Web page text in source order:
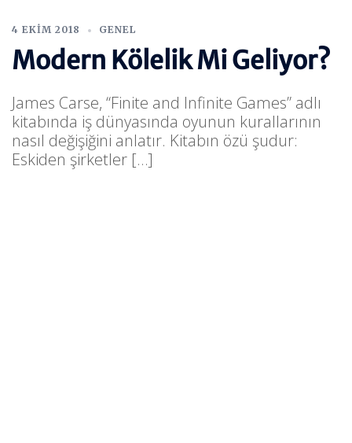
4 EKIM 2018 GENEL
Modern Kölelik Mi Geliyor?
James Carse, “Finite and Infinite Games” adlı
kitabında iş dünyasında oyunun kurallarının
nasıl değişiğini anlatır. Kitabın özü şudur:
Eskiden şirketler […]